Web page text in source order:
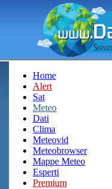
Home
Alert
Sat
Meteo
Dati
Clima
Meteovid
Meteobrowser
Mappe Meteo
Esperti
Premium